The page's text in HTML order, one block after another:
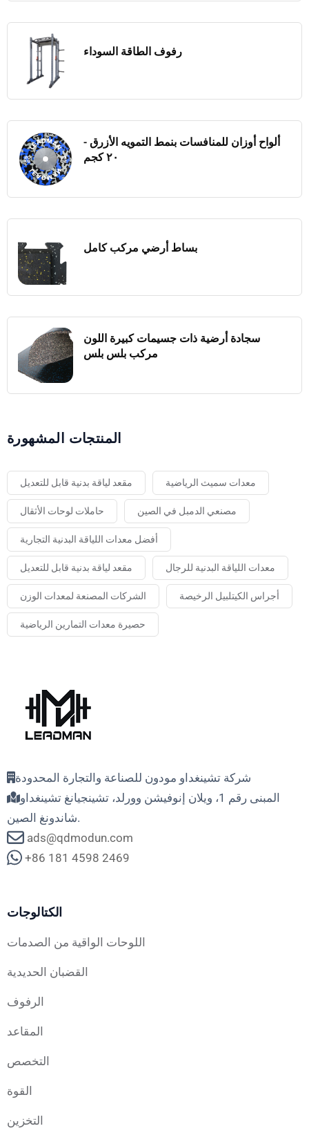
رفوف الطاقة السوداء
ألواح أوزان للمنافسات بنمط التمويه الأزرق -
٢٠ كجم
بساط أرضي مركب كامل
سجادة أرضية ذات جسيمات كبيرة اللون
مركب بلس بلس
المنتجات المشهورة
مقعد لياقة بدنية قابل للتعديل معدات سميث الرياضية
حاملات لوحات الأثقال مصنعي الدمبل في الصين
أفضل معدات اللياقة البدنية التجارية
مقعد لياقة بدنية قابل للتعديل معدات اللياقة البدنية للرجال
الشركات المصنعة لمعدات الوزن أجراس الكيتلبيل الرخيصة
حصيرة معدات التمارين الرياضية
شركة تشينغداو مودون للصناعة والتجارة المحدودة
المبنى رقم 1، ويلان إنوفيشن وورلد، تشينجيانغ تشينغداو
شاندونغ الصين.
ads@qdmodun.com
+86 181 4598 2469
الكتالوجات
اللوحات الواقية من الصدمات
القضبان الحديدية
الرفوف
المقاعد
التخصص
القوة
التخزين